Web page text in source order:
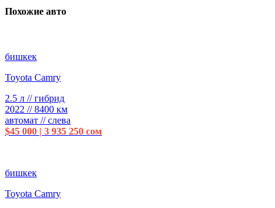
Похожие авто
бишкек
Toyota Camry
2.5 л // гибрид
2022 // 8400 км
автомат // слева
$45 000 | 3 935 250 сом
бишкек
Toyota Camry